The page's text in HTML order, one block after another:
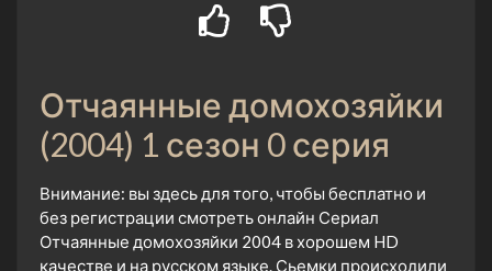
Отчаянные домохозяйки
(2004) 1 сезон 0 серия
Внимание: вы здесь для того, чтобы бесплатно и
без регистрации смотреть онлайн Сериал
Отчаянные домохозяйки 2004 в хорошем HD
качестве и на русском языке. Сьемки происходили